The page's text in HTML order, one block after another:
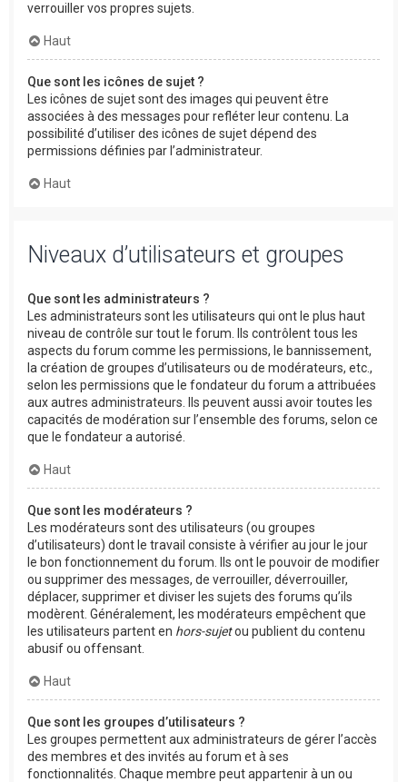
verrouiller vos propres sujets.
Haut
Que sont les icônes de sujet ?
Les icônes de sujet sont des images qui peuvent être
associées à des messages pour refléter leur contenu. La
possibilité d’utiliser des icônes de sujet dépend des
permissions définies par l’administrateur.
Haut
Niveaux d’utilisateurs et groupes
Que sont les administrateurs ?
Les administrateurs sont les utilisateurs qui ont le plus haut
niveau de contrôle sur tout le forum. Ils contrôlent tous les
aspects du forum comme les permissions, le bannissement,
la création de groupes d’utilisateurs ou de modérateurs, etc.,
selon les permissions que le fondateur du forum a attribuées
aux autres administrateurs. Ils peuvent aussi avoir toutes les
capacités de modération sur l’ensemble des forums, selon ce
que le fondateur a autorisé.
Haut
Que sont les modérateurs ?
Les modérateurs sont des utilisateurs (ou groupes
d’utilisateurs) dont le travail consiste à vérifier au jour le jour
le bon fonctionnement du forum. Ils ont le pouvoir de modifier
ou supprimer des messages, de verrouiller, déverrouiller,
déplacer, supprimer et diviser les sujets des forums qu’ils
modèrent. Généralement, les modérateurs empêchent que
les utilisateurs partent en hors-sujetou publient du contenu
abusif ou offensant.
Haut
Que sont les groupes d’utilisateurs ?
Les groupes permettent aux administrateurs de gérer l’accès
des membres et des invités au forum et à ses
fonctionnalités. Chaque membre peut appartenir à un ou